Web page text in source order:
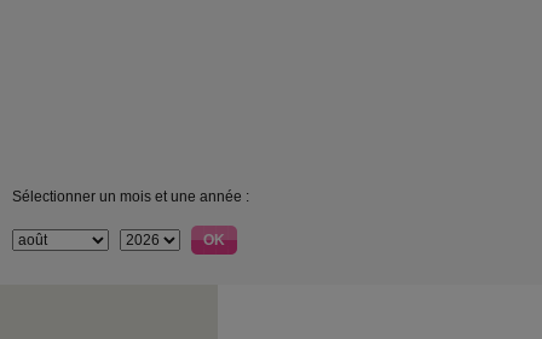
Sélectionner un mois et une année :